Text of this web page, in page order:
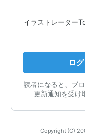
イラストレーター
ロ
読者になると、ブ
更新通知を受け
Copyright (C)